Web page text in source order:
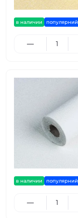
в наличии популярний
в наличии популярний